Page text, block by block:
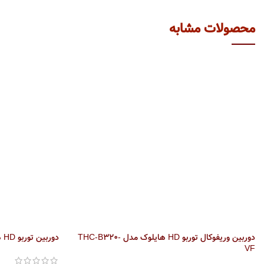
محصولات مشابه
دوربین وریفوکال توربو HD هایلوک مدل THC-B320-
VF
دوربین توربو HD هایلوک مدل THC-T220-P